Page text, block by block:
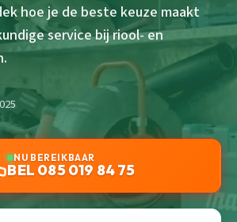
hoe je de beste keuze maakt
service bij riool- en
NU BEREIKBAAR
BEL 085 019 84 75